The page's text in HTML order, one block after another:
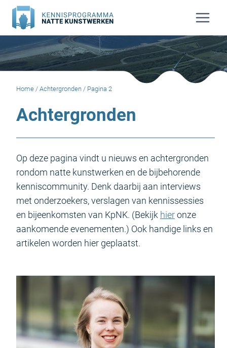
Doorgaan
naar
inhoud
Home / Achtergronden / Pagina 2
Achtergronden
Op deze pagina vindt u nieuws en achtergronden
rondom natte kunstwerken en de bijbehorende
kenniscommunity. Denk daarbij aan interviews
met onderzoekers, verslagen van kennissessies
en bijeenkomsten van KpNK. (Bekijk hieronze
aankomende evenementen.) Ook handige links en
artikelen worden hier geplaatst.